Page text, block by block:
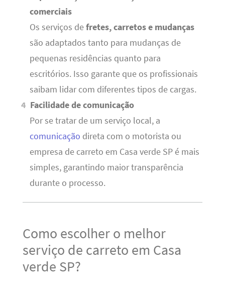
comerciais
Os serviços defretes, carretos e mudanças
são adaptados tanto para mudanças de
pequenas residências quanto para
escritórios. Isso garante que os profissionais
saibam lidar com diferentes tipos de cargas.
Facilidade de comunicação
Por se tratar de um serviço local, a
comunicação direta com o motorista ou
empresa de carreto em Casa verde SP é mais
simples, garantindo maior transparência
durante o processo.
Como escolher o melhor
serviço de carreto em Casa
verde SP?